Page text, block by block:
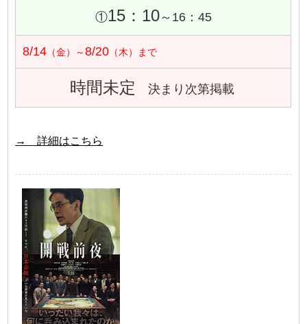
①15：10～16：45
8/14 （金）～8/20 （木）まで
時間未定 決まり次第掲載
→ 詳細はこちら